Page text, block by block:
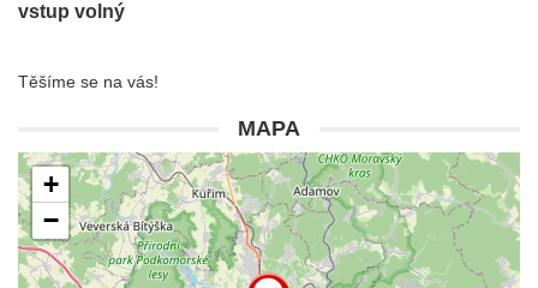
vstup volný
Těšíme se na vás!
MAPA
+
−